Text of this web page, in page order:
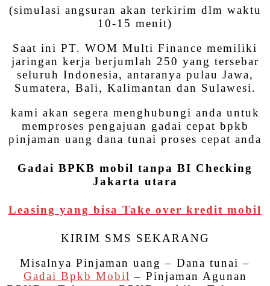
(simulasi angsuran akan terkirim dlm waktu
10-15 menit)
Saat ini PT. WOM Multi Finance memiliki
jaringan kerja berjumlah 250 yang tersebar
seluruh Indonesia, antaranya pulau Jawa,
Sumatera, Bali, Kalimantan dan Sulawesi.
kami akan segera menghubungi anda untuk
memproses pengajuan gadai cepat bpkb
pinjaman uang dana tunai proses cepat anda
Gadai BPKB mobil tanpa BI Checking
Jakarta utara
Leasing yang bisa Take over kredit mobil
KIRIM SMS SEKARANG
Misalnya Pinjaman uang – Dana tunai –
Gadai Bpkb Mobil – Pinjaman Agunan